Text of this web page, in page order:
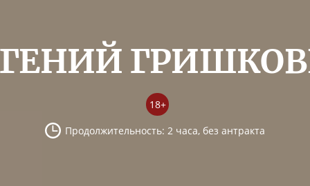
18+
Продолжительность: 2 часа, без антракта